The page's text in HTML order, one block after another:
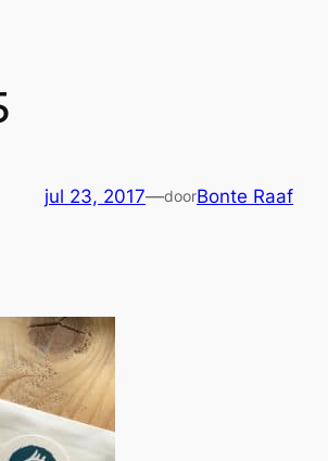
jul 23, 2017—doorBonte Raaf